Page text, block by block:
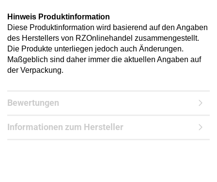
Hinweis Produktinformation
Diese Produktinformation wird basierend auf den Angaben
des Herstellers von RZOnlinehandel zusammengestellt.
Die Produkte unterliegen jedoch auch Änderungen.
Maßgeblich sind daher immer die aktuellen Angaben auf
der Verpackung.
Bewertungen
Informationen zum Hersteller